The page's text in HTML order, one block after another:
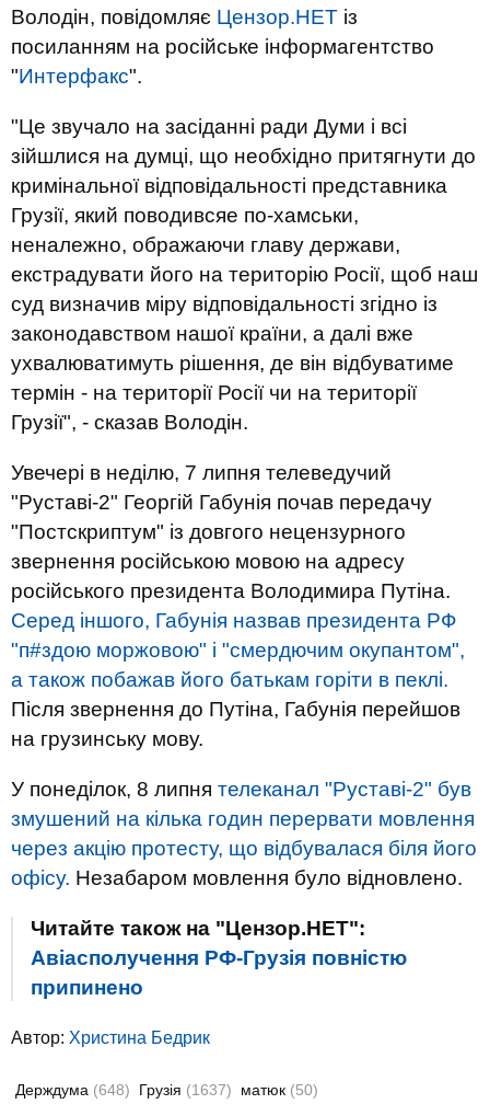
Володін, повідомляє Цензор.НЕТ із
посиланням на російське інформагентство
"Интерфакс".
"Це звучало на засіданні ради Думи і всі
зійшлися на думці, що необхідно притягнути до
кримінальної відповідальності представника
Грузії, який поводивсяе по-хамськи,
неналежно, ображаючи главу держави,
екстрадувати його на територію Росії, щоб наш
суд визначив міру відповідальності згідно із
законодавством нашої країни, а далі вже
ухвалюватимуть рішення, де він відбуватиме
термін - на території Росії чи на території
Грузії", - сказав Володін.
Увечері в неділю, 7 липня телеведучий
"Руставі-2" Георгій Габунія почав передачу
"Постскриптум" із довгого нецензурного
звернення російською мовою на адресу
російського президента Володимира Путіна.
Серед іншого, Габунія назвав президента РФ
"п#здою моржовою" і "смердючим окупантом",
а також побажав його батькам горіти в пеклі.
Після звернення до Путіна, Габунія перейшов
на грузинську мову.
У понеділок, 8 липня телеканал "Руставі-2" був
змушений на кілька годин перервати мовлення
через акцію протесту, що відбувалася біля його
офісу. Незабаром мовлення було відновлено.
Читайте також на "Цензор.НЕТ":
Авіасполучення РФ-Грузія повністю
припинено
Автор: Христина Бедрик
Держдума (648) Грузія (1637) матюк (50)